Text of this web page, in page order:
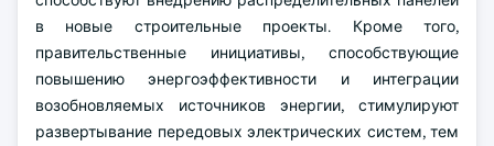
в новые строительные проекты. Кроме того,
правительственные инициативы, способствующие
повышению энергоэффективности и интеграции
возобновляемых источников энергии, стимулируют
развертывание передовых электрических систем, тем